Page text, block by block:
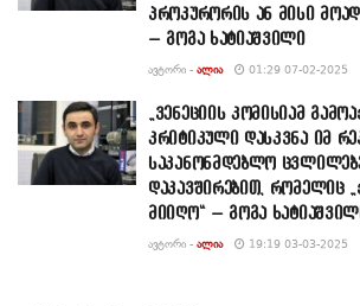
პროკურორის ან მისი
– გოგა ხატიაშვილი
ᲐᲕᲢᲝᲠᲘ - ᲐᲚᲘᲐ 01:29 07-02-2025
„ვენეციის კომისიამ
კრიტიკული დასკვნა იმ
საკანონმდებლო
დაკავშირებით, რომელიც
მიიღო“ – გოგა
ᲐᲕᲢᲝᲠᲘ - ᲐᲚᲘᲐ 19:19 03-03-2025